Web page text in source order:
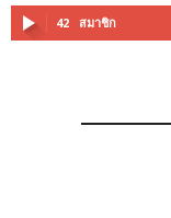
42 สมาชิก